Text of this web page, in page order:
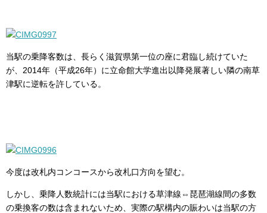
当駅の乗降客数は、長らく滋賀県第一位の座に君臨し続けていた
が、2014年（平成26年）に立命館大学進出以降発展著しい隣の南草
津駅に逆転を許している。
今度は改札内コンコースから改札口方向を望む。
しかし、乗降人数統計には当駅における草津線⇔琵琶湖線間の多数
の乗換客の数は含まれないため、実際の駅構内の賑わいは当駅の方